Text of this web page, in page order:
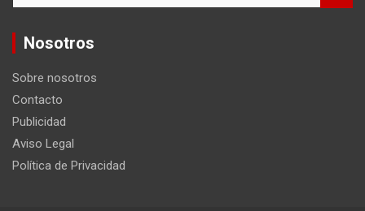
c
Nosotros
Sobre nosotros
Contacto
Publicidad
Aviso Legal
Política de Privacidad